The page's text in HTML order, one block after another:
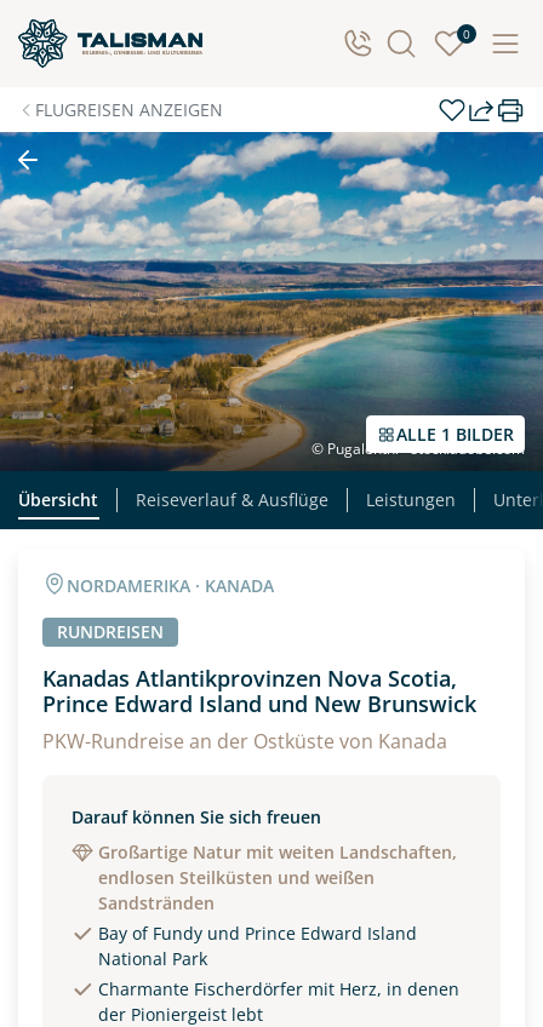
0
FLUGREISEN ANZEIGEN
ALLE 1 BILDER
© Pugalenthi - stock.adobe.com
Übersicht Reiseverlauf & Ausflüge Leistungen
NORDAMERIKA · KANADA
RUNDREISEN
Kanadas Atlantikprovinzen Nova Scotia,
Prince Edward Island und New Brunswick
PKW-Rundreise an der Ostküste von Kanada
Darauf können Sie sich freuen
Großartige Natur mit weiten Landschaften,
endlosen Steilküsten und weißen
Sandstränden
Bay of Fundy und Prince Edward Island
National Park
Charmante Fischerdörfer mit Herz, in denen
der Pioniergeist lebt